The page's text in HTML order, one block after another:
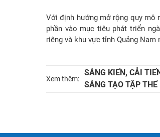
Với định hướng mở rộng quy mô
phần vào mục tiêu phát triển
riêng và khu vực tỉnh Quảng Nam
Xem thêm:
SÁNG KIẾN, CẢI
SÁNG TẠO TẬP THỂ